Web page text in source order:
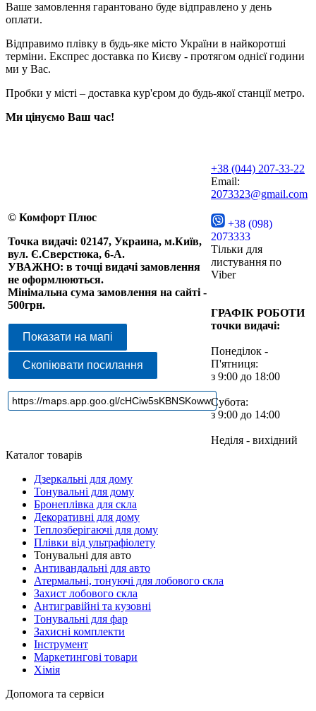
Ваше замовлення гарантовано буде відправлено у день
оплати.
Відправимо плівку в будь-яке місто України в найкоротші
терміни. Експрес доставка по Києву - протягом однієї години
ми у Вас.
Пробки у місті – доставка кур'єром до будь-якої станції метро.
Ми цінуємо Ваш час!
© Комфорт Плюс
Точка видачі: 02147, Украина, м.Київ,
вул. Є.Сверстюка, 6-А.
УВАЖНО: в точці видачі замовлення
не оформлюються.
Мінімальна сума замовлення на сайті -
500грн.
Показати на мапі
Скопіювати посилання
+38 (044) 207-33-22
Email:
2073323@gmail.com
+38 (098)
2073333
Тільки для
листування по
Viber
ГРАФІК РОБОТИ
точки видачі:
Понеділок -
П'ятниця:
з 9:00 до 18:00
Субота:
з 9:00 до 14:00
Неділя - вихідний
Каталог товарів
Дзеркальні для дому
Тонувальні для дому
Бронеплівка для скла
Декоративні для дому
Теплозберігаючі для дому
Плівки від ультрафіолету
Тонувальні для авто
Антивандальні для авто
Атермальні, тонуючі для лобового скла
Захист лобового скла
Антигравійні та кузовні
Тонувальні для фар
Захисні комплекти
Інструмент
Маркетингові товари
Хімія
Допомога та сервіси